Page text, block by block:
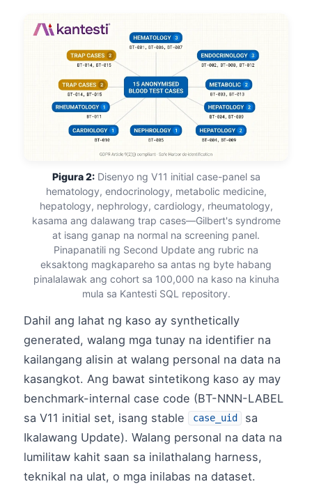
Pigura 2:Disenyo ng V11 initial case-panel sa
hematology, endocrinology, metabolic medicine,
hepatology, nephrology, cardiology, rheumatology,
kasama ang dalawang trap cases—Gilbert's syndrome
at isang ganap na normal na screening panel.
Pinapanatili ng Second Update ang rubric na
eksaktong magkapareho sa antas ng byte habang
pinalalawak ang cohort sa 100,000 na kaso na kinuha
mula sa Kantesti SQL repository.
Dahil ang lahat ng kaso ay synthetically
generated, walang mga tunay na identifier na
kailangang alisin at walang personal na data na
kasangkot. Ang bawat sintetikong kaso ay may
benchmark-internal case code (BT-NNN-LABEL
sa V11 initial set, isang stable
case_uid
sa
Ikalawang Update). Walang personal na data na
lumilitaw kahit saan sa inilathalang harness,
teknikal na ulat, o mga inilabas na dataset.